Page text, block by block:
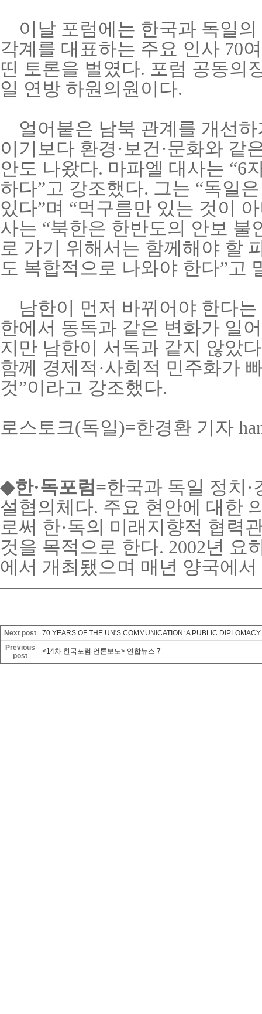
이날 포럼에는 한국과 독일의
각계를 대표하는 주요 인사 70
띤 토론을 벌였다. 포럼 공동의
일 연방 하원의원이다.
얼어붙은 남북 관계를 개선하
이기보다 환경·보건·문화와
안도 나왔다. 마파엘 대사는 “6
하다”고 강조했다. 그는 “독일
있다”며 “먹구름만 있는 것이
사는 “북한은 한반도의 안보
로 가기 위해서는 함께해야 할
도 복합적으로 나와야 한다”고
남한이 먼저 바뀌어야 한다는
한에서 동독과 같은 변화가 일
지만 남한이 서독과 같지 않았
함께 경제적·사회적 민주화가
것”이라고 강조했다.
로스토크(독일)=한경환 기자
◆한·독포럼=한국과 독일 정치
설협의체다. 주요 현안에 대한
로써 한·독의 미래지향적 협력
것을 목적으로 한다. 2002년 요
에서 개최됐으며 매년 양국에
Next post
70 YEARS OF THE UN'S COMMUNICATION: A PUBLIC
Previous
post
<14차 한국포럼 언론보도> 연합뉴스 7